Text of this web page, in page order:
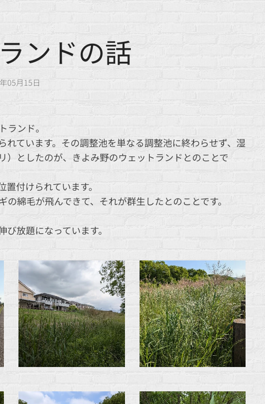
ンドの話
05月15日
ンド。
ています。その調整池を単なる調整池に終わらせず、湿
としたのが、きよみ野のウェットランドとのことで
付けられています。
綿毛が飛んできて、それが群生したとのことです。
放題になっています。